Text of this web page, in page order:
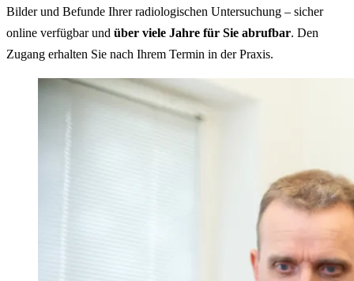
Bilder und Befunde Ihrer radiologischen Untersuchung – sicher
online verfügbar und über viele Jahre für Sie abrufbar. Den
Zugang erhalten Sie nach Ihrem Termin in der Praxis.